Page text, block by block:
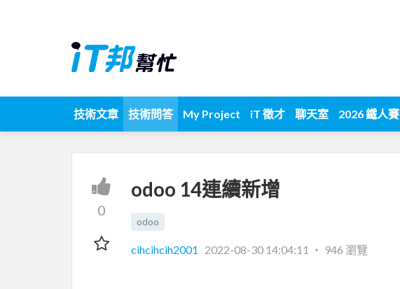
技術文章 技術問答 My Project iT 徵才 聊天室 2026 鐵人賽
0
odoo 14連續新增
odoo
cihcihcih2001 2022-08-30 14:04:11 ‧ 946 瀏覽